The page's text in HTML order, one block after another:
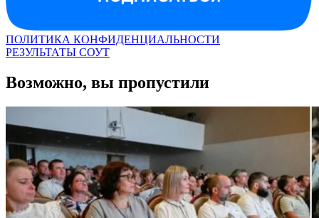
ПОЛИТИКА КОНФИДЕНЦИАЛЬНОСТИ
РЕЗУЛЬТАТЫ СОУТ
Возможно, вы пропустили